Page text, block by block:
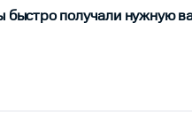
быстро получали нужную